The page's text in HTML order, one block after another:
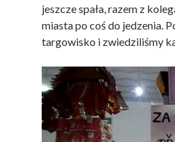
jeszcze spała, razem z
miasta po coś do jedzenia.
targowisko i zwiedziliśmy